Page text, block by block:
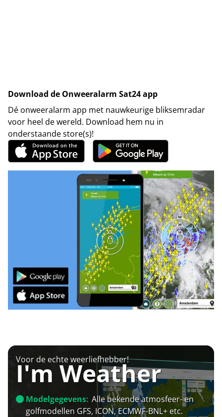
Download de Onweeralarm Sat24 app
Dé onweeralarm app met nauwkeurige bliksemradar
voor heel de wereld. Download hem nu in
onderstaande store(s)!
Voor de echte weerliefhebber!
I'm Weather
Modelgegevens: Alle bekende atmosfeer- en
golfmodellen GFS, ICON, ECMWF-BNL+ etc.